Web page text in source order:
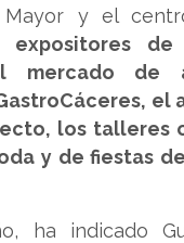
y el
expositores
mercado de
el
los talleres
y de fiestas
ha indicado